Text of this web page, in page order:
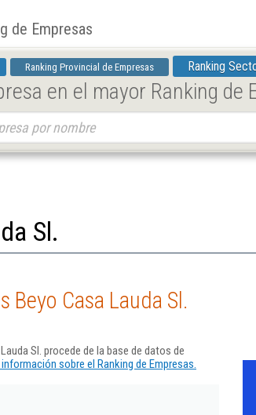
de Empresas
Ranking Provincial de Empresas Ranking
en el mayor Ranking de
Sl.
Casa Lauda Sl.
Sl. procede de la base de datos de
sobre el Ranking de Empresas.